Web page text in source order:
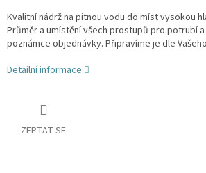
Kvalitní nádrž na pitnou vodu do míst vysokou
Průměr a umístění všech prostupů pro potrubí
poznámce objednávky. Připravíme je dle
Detailní informace
ZEPTAT SE